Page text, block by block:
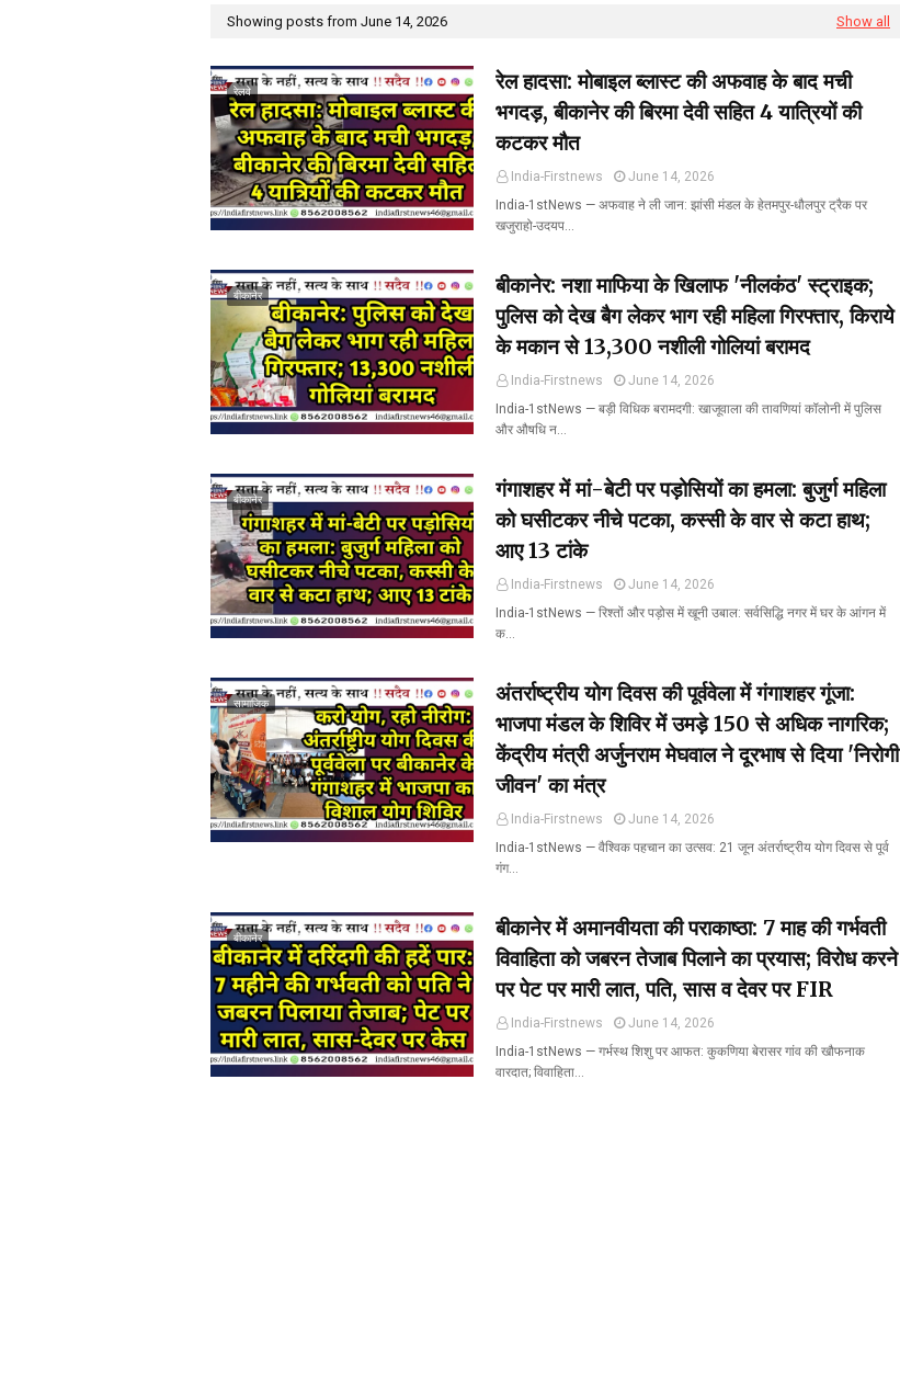
Showing posts from June 14, 2026 Show all
रेलवे
रेल हादसा: मोबाइल ब्लास्ट की अफवाह के बाद मची
भगदड़, बीकानेर की बिरमा देवी सहित 4 यात्रियों की
कटकर मौत
India-Firstnews
June 14, 2026
India-1stNews ​— अफवाह ने ली जान: झांसी मंडल के हेतमपुर-धौलपुर ट्रैक पर
खजुराहो-उदयप…
बीकानेर
बीकानेर: नशा माफिया के खिलाफ 'नीलकंठ' स्ट्राइक;
पुलिस को देख बैग लेकर भाग रही महिला गिरफ्तार, किराये
के मकान से 13,300 नशीली गोलियां बरामद
India-Firstnews
June 14, 2026
India-1stNews ​— बड़ी विधिक बरामदगी: खाजूवाला की तावणियां कॉलोनी में पुलिस
और औषधि न…
बीकानेर
गंगाशहर में मां-बेटी पर पड़ोसियों का हमला: बुजुर्ग महिला
को घसीटकर नीचे पटका, कस्सी के वार से कटा हाथ;
आए 13 टांके
India-Firstnews
June 14, 2026
India-1stNews ​— रिश्तों और पड़ोस में खूनी उबाल: सर्वसिद्धि नगर में घर के आंगन में
क…
सामाजिक
अंतर्राष्ट्रीय योग दिवस की पूर्ववेला में गंगाशहर गूंजा:
भाजपा मंडल के शिविर में उमड़े 150 से अधिक नागरिक;
केंद्रीय मंत्री अर्जुनराम मेघवाल ने दूरभाष से दिया 'निरोगी
जीवन' का मंत्र
India-Firstnews
June 14, 2026
India-1stNews ​— वैश्विक पहचान का उत्सव: 21 जून अंतर्राष्ट्रीय योग दिवस से पूर्व
गंग…
बीकानेर
बीकानेर में अमानवीयता की पराकाष्ठा: 7 माह की गर्भवती
विवाहिता को जबरन तेजाब पिलाने का प्रयास; विरोध करने
पर पेट पर मारी लात, पति, सास व देवर पर FIR
India-Firstnews
June 14, 2026
India-1stNews ​— गर्भस्थ शिशु पर आफत: कुकणिया बेरासर गांव की खौफनाक
वारदात; विवाहिता…